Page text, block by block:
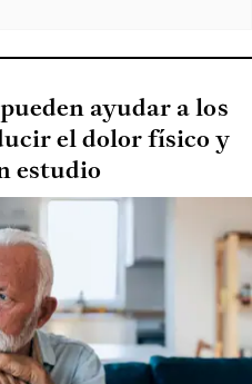
ayudar a los
el dolor físico y
estudio